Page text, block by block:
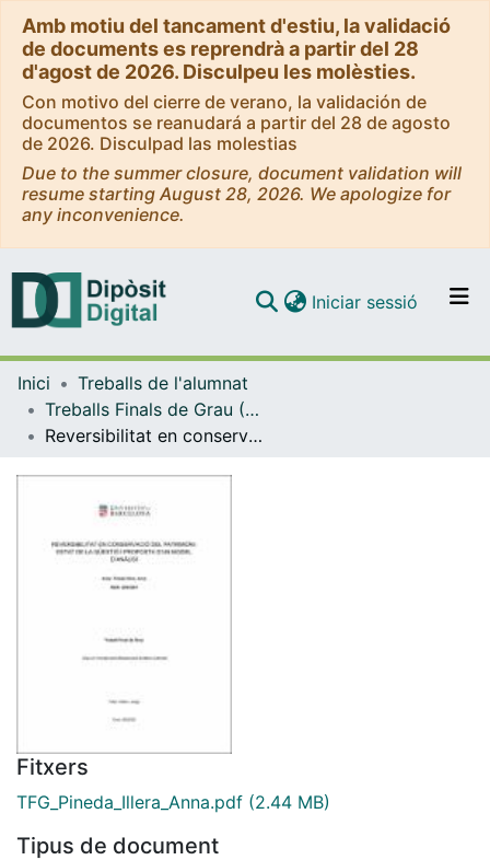
Amb motiu del tancament d'estiu, la validació
de documents es reprendrà a partir del 28
d'agost de 2026. Disculpeu les molèsties.
Con motivo del cierre de verano, la validación de
documentos se reanudará a partir del 28 de agosto
de 2026. Disculpad las molestias
Due to the summer closure, document validation will
resume starting August 28, 2026. We apologize for
any inconvenience.
Navega per tot el DD
Contacte
Iniciar sessió (current)
Inici
Treballs de l'alumnat
Treballs Finals de Grau (TFG) - Conservació i Restauració de Béns Culturals
Reversibilitat en conservació del Patrimoni: estat de la qüestió i proposta d'un model d'anàlisi.
Fitxers
TFG_Pineda_Illera_Anna.pdf (2.44 MB)
Tipus de document